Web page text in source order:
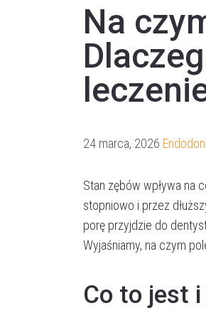
Na
24 marca, 2026
Stan zębów wpływa na
stopniowo i przez
porę przyjdzie do
Wyjaśniamy, na czym
Co to jest